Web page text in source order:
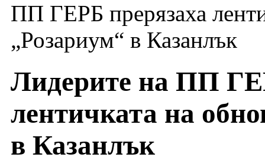
ПП ГЕРБ прерязаха
„Розариум“ в Казанлък
Лидерите на ПП
лентичката на
в Казанлък